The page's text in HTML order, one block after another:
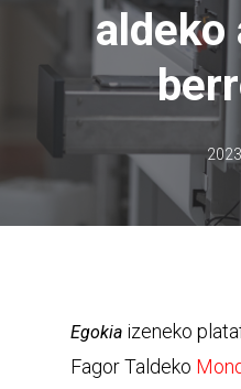
aldeko
Egokia izeneko
Fagor Taldeko